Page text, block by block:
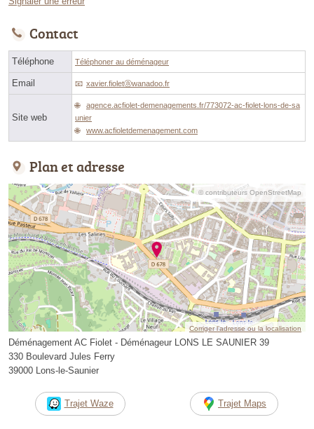
Contact
Téléphone Téléphoner au déménageur
Email xavier.fioletⓐwanadoo.fr
Site web
agence.acfiolet-demenagements.fr/773072-ac-fiolet-lons-de-sa
unier
www.acfioletdemenagement.com
Plan et adresse
© contributeurs OpenStreetMap
Corriger l’adresse ou la localisation
Déménagement AC Fiolet - Déménageur LONS LE SAUNIER 39
330 Boulevard Jules Ferry
39000 Lons-le-Saunier
Trajet Waze Trajet Maps